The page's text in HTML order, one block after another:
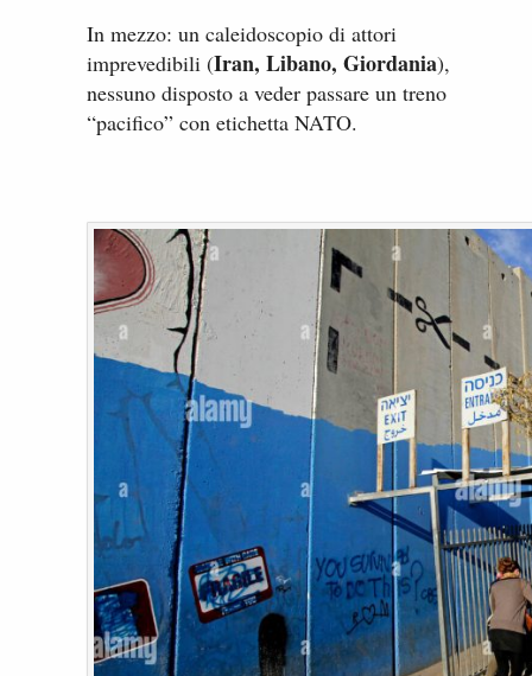
In mezzo: un caleidoscopio di attori
imprevedibili (Iran, Libano, Giordania),
nessuno disposto a veder passare un treno
“pacifico” con etichetta NATO.